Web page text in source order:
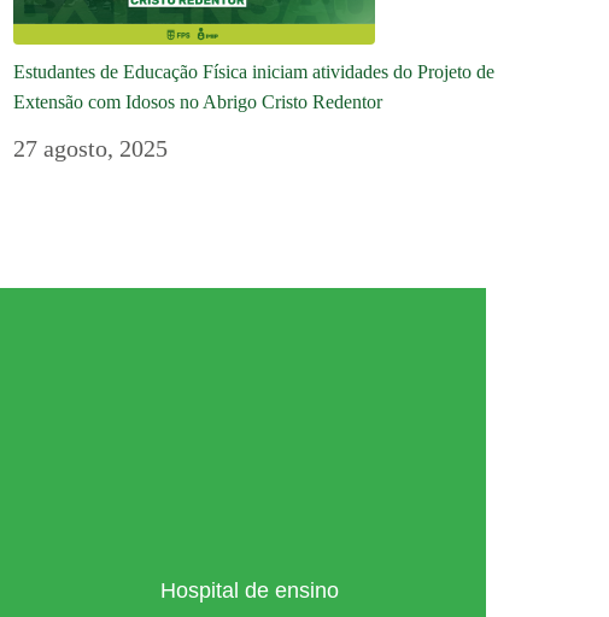
Estudantes de Educação Física iniciam atividades do Projeto de
Extensão com Idosos no Abrigo Cristo Redentor
27 agosto, 2025
Hospital de ensino